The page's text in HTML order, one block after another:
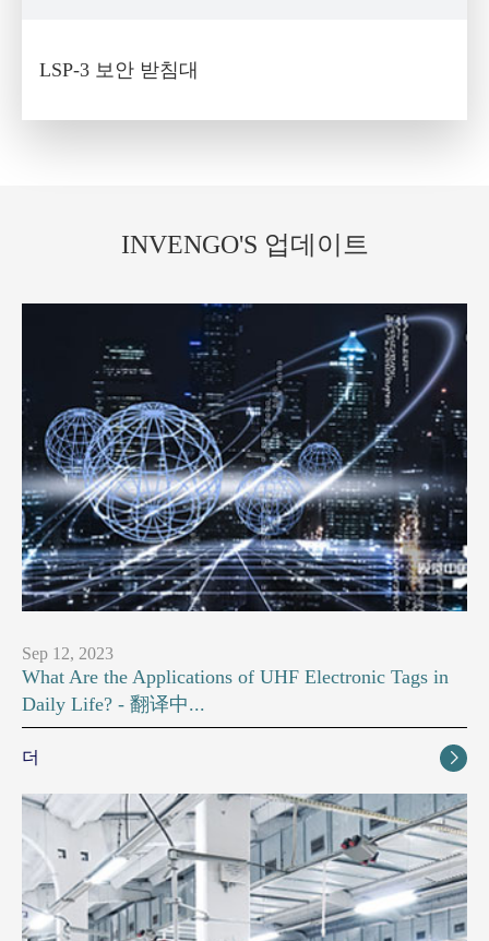
LSP-3 보안 받침대
INVENGO'S 업데이트
Sep 12, 2023
What Are the Applications of UHF Electronic Tags in
Daily Life? - 翻译中...
더 